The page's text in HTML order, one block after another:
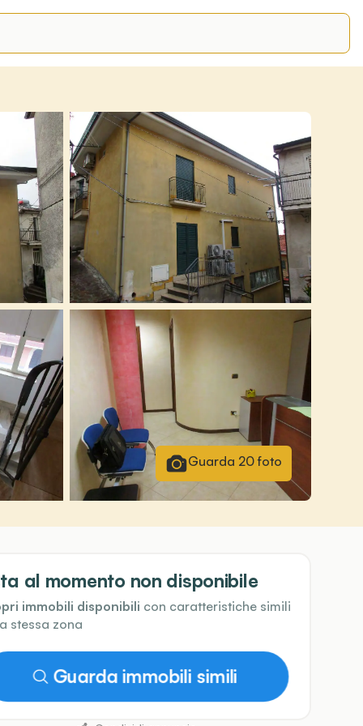
Guarda 20foto
al momento non disponibile
immobili disponibili con caratteristiche simili
stessa zona
Guarda immobili simili